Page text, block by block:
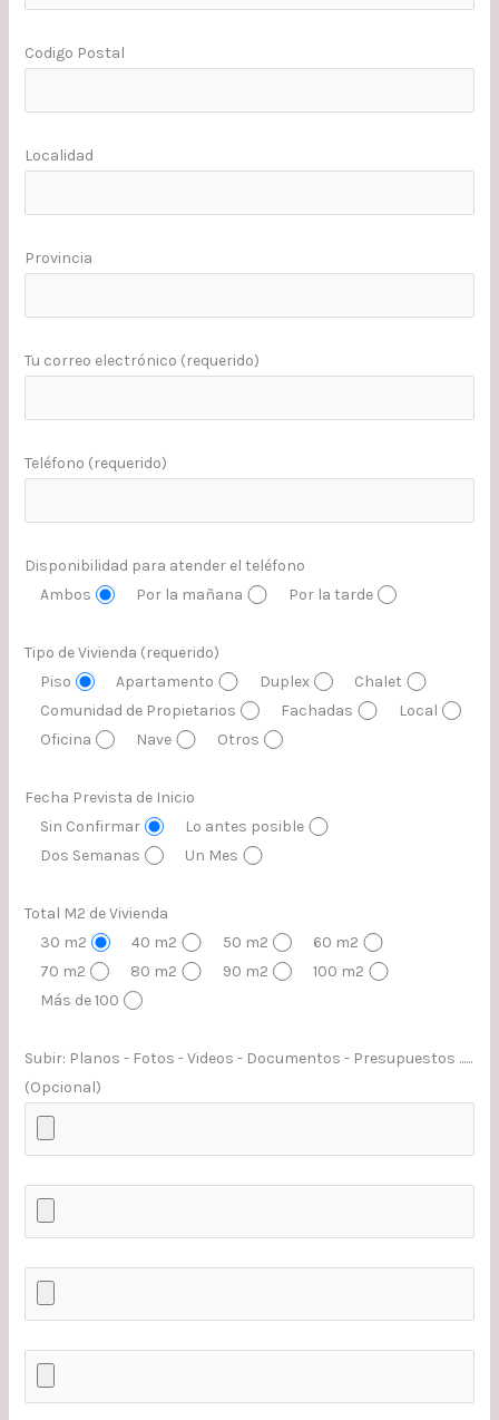
Codigo Postal
Localidad
Provincia
Tu correo electrónico (requerido)
Teléfono (requerido)
Disponibilidad para atender el teléfono
Ambos
Por la mañana Por la tarde
Tipo de Vivienda (requerido)
Piso
Apartamento Duplex
Chalet
Comunidad de Propietarios
Fachadas
Local
Oficina
Nave Otros
Fecha Prevista de Inicio
Sin Confirmar
Lo antes posible
Dos Semanas
Un Mes
Total M2 de Vivienda
30 m2
40 m2 50 m2
60 m2
70 m2
80 m2 90 m2
100 m2
Más de 100
Subir: Planos - Fotos - Videos - Documentos - Presupuestos ......
(Opcional)